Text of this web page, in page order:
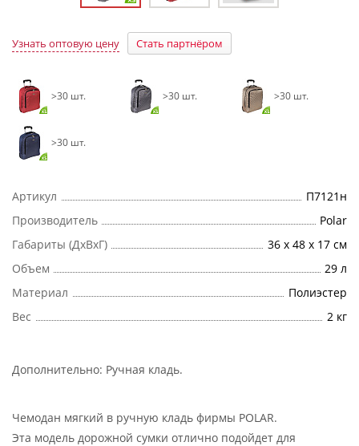
Узнать оптовую цену Стать партнёром
>30 шт. >30 шт. >30 шт.
>30 шт.
Артикул
П7121н
Производитель
Polar
Габариты (ДхВхГ)
36 х 48 х 17 см
Объем
29 л
Материал
Полиэстер
Вес
2 кг
Дополнительно: Ручная кладь.
Чемодан мягкий в ручную кладь фирмы POLAR.
Эта модель дорожной сумки отлично подойдет для